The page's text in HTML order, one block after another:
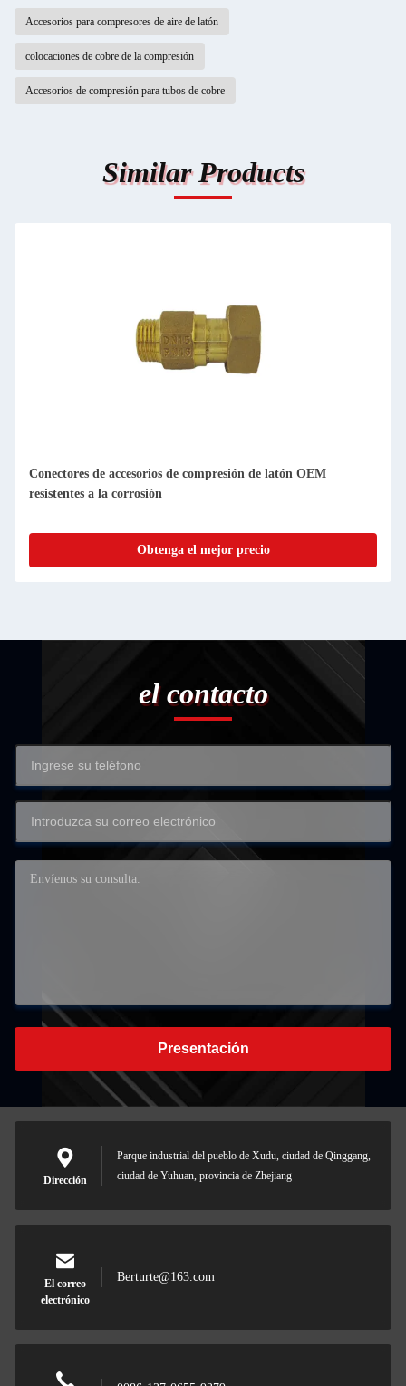
Accesorios para compresores de aire de latón
colocaciones de cobre de la compresión
Accesorios de compresión para tubos de cobre
Similar Products
Conectores de accesorios de compresión de latón OEM
resistentes a la corrosión
Obtenga el mejor precio
el contacto
Presentación
Dirección
Parque industrial del pueblo de Xudu, ciudad de Qinggang,
ciudad de Yuhuan, provincia de Zhejiang
El correo
electrónico
Berturte@163.com